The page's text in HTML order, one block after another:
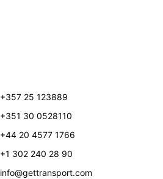
+357 25 123889
+351 30 0528110
+44 20 4577 1766
+1 302 240 28 90
info@gettransport.com